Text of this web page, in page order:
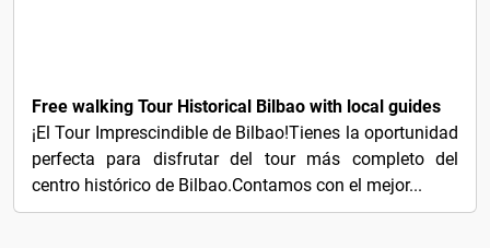
Free walking Tour Historical Bilbao with local guides
¡El Tour Imprescindible de Bilbao!Tienes la oportunidad
perfecta para disfrutar del tour más completo del
centro histórico de Bilbao.Contamos con el mejor...